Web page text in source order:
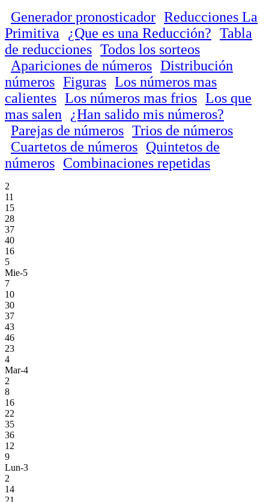
Generador pronosticador Reducciones La
Primitiva
¿Que es una Reducción? Tabla
de reducciones Todos los sorteos
Apariciones de números Distribución
números Figuras Los números mas
calientes Los números mas frios Los que
mas salen
¿Han salido mis números?
Parejas de números Trios de números
Cuartetos de números Quintetos de
números Combinaciones repetidas
2
11
15
28
37
40
16
5
Mie-5
7
10
30
37
43
46
23
4
Mar-4
2
8
16
22
35
36
12
9
Lun-3
2
14
21